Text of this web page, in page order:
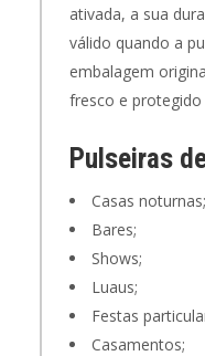
ativada, a sua
válido quando a
embalagem
fresco e protegido
Pulseiras
Casas noturnas;
Bares;
Shows;
Luaus;
Festas
Casamentos;